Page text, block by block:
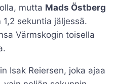
mutta Mads Östberg
sekuntia jäljessä.
Värmskogin toisella
Isak Reiersen, joka ajaa